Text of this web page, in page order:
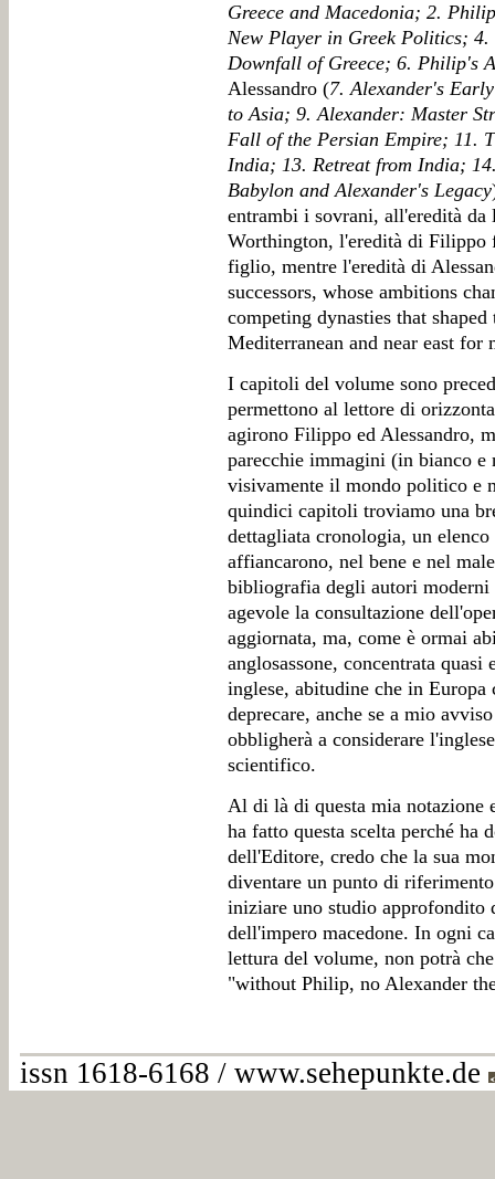
Greece and Macedonia; 2.
New Player in Greek Politics;
Downfall of Greece; 6. Philip's
Alessandro (7. Alexander's
to Asia; 9. Alexander: Master
Fall of the Persian Empire; 11.
India; 13. Retreat from India;
Babylon and Alexander's Legacy
entrambi i sovrani, all'eredità da
Worthington, l'eredità di Filippo
figlio, mentre l'eredità di
successors, whose ambitions
competing dynasties that
Mediterranean and near east for
I capitoli del volume sono
permettono al lettore di
agirono Filippo ed Alessandro,
parecchie immagini (in bianco e
visivamente il mondo politico e
quindici capitoli troviamo una
dettagliata cronologia, un
affiancarono, nel bene e nel
bibliografia degli autori moderni
agevole la consultazione
aggiornata, ma, come è ormai
anglosassone, concentrata
inglese, abitudine che in Europa
deprecare, anche se a mio
obbligherà a considerare
scientifico.
Al di là di questa mia notazione
ha fatto questa scelta perché ha
dell'Editore, credo che la sua
diventare un punto di
iniziare uno studio approfondito
dell'impero macedone. In ogni
lettura del volume, non potrà
"without Philip, no Alexander
issn 1618-6168 / www.sehepunkte.de